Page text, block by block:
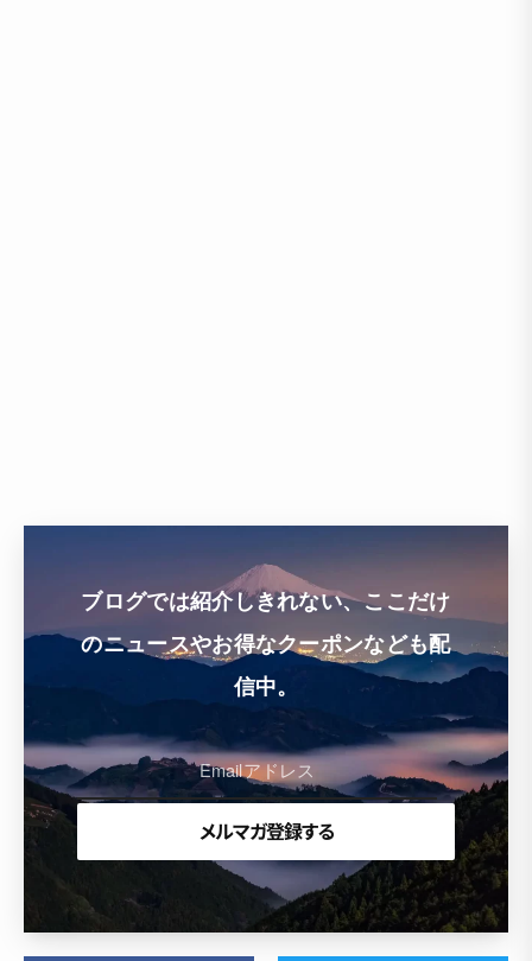
ブログでは紹介しきれない、ここだけ
のニュースやお得なクーポンなども配
信中。